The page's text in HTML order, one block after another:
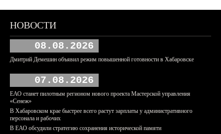
НОВОСТИ
08.08.2026
Дмитрий Демешин объявил режим повышенной готовности в Хабаровске
07.08.2026
ЕАО станет пилотным регионом нового проекта Мастерской управления
«Сенеж»
В Хабаровском крае быстрее всего растут зарплаты у административного
персонала и рабочих
В ЕАО обсудили стратегию сохранения исторической памяти